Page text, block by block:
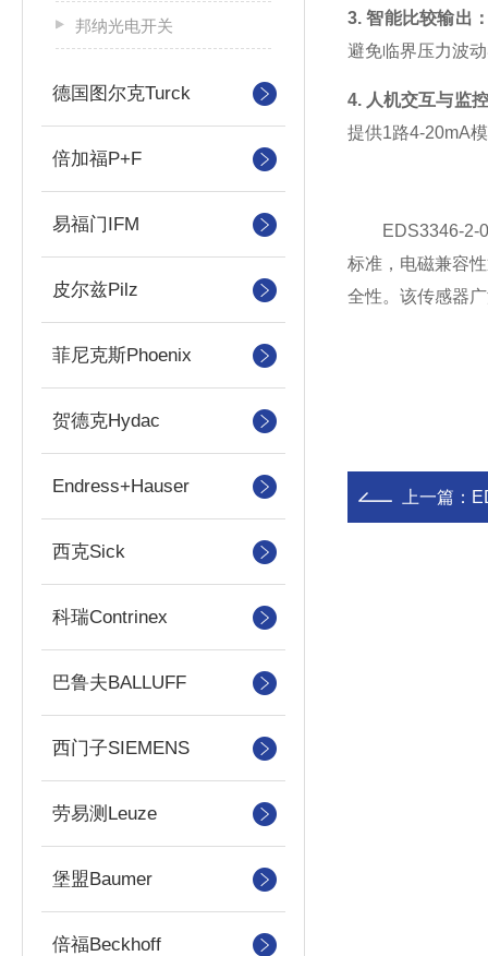
邦纳光电开关
德国图尔克Turck
倍加福P+F
易福门IFM
皮尔兹Pilz
菲尼克斯Phoenix
贺德克Hydac
Endress+Hauser
西克Sick
科瑞Contrinex
巴鲁夫BALLUFF
西门子SIEMENS
劳易测Leuze
堡盟Baumer
倍福Beckhoff
3. 智能比较输出
避免临界压力波
4. 人机交互与监
提供1路4-20mA
EDS3346-2-
标准，电磁兼容
全性。 该传感器
上一篇：